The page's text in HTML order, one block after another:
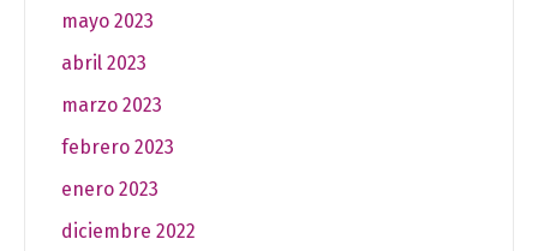
mayo 2023
abril 2023
marzo 2023
febrero 2023
enero 2023
diciembre 2022